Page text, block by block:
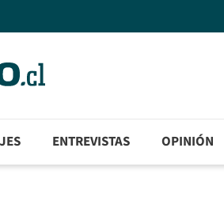
ENTREVISTAS OPINIÓN